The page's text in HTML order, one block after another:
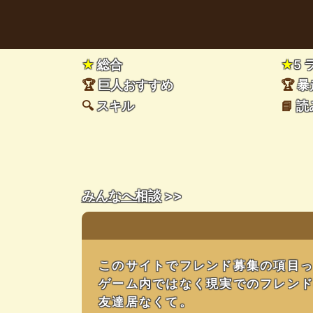
★総合 ★5
🏆 巨人おすすめ 🏆暴
🔍スキル 📘読
みんなへ相談>>
このサイトでフレンド募集の項目
ゲーム内ではなく現実でのフレン
友達居なくて。